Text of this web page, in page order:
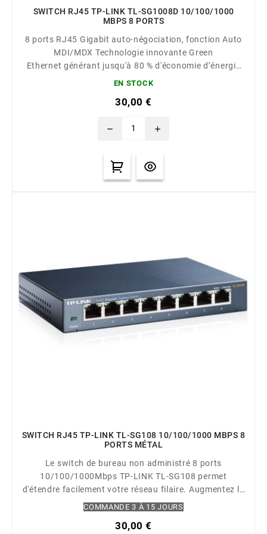
SWITCH RJ45 TP-LINK TL-SG1008D 10/100/1000
MBPS 8 PORTS
8 ports RJ45 Gigabit auto-négociation, fonction Auto
MDI/MDX Technologie innovante Green
Ethernet générant jusqu'à 80 % d'économie d’énergie
Le contrôle de flux IEEE 802.3x fournit un transfert de
installé sur un bureau ou au mur Plug-and-Play,
EN STOCK
30,00 €
remove add
SWITCH RJ45 TP-LINK TL-SG108 10/100/1000 MBPS 8
PORTS MÉTAL
Le switch de bureau non administré 8 ports
10/100/1000Mbps TP-LINK TL-SG108 permet
d'étendre facilement votre réseau filaire. Augmentez la
rapidité de votre serveur réseau et des connexions
COMMANDE 3 À 15 JOURS
30,00 €